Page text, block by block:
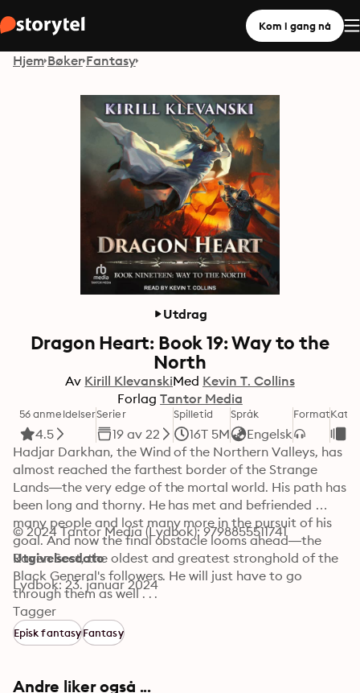
Kom i gang nå
Hjem Bøker Fantasy
Utdrag
Dragon Heart: Book 19: Way to the
North
Av Kirill KlevanskiMed Kevin T. Collins
Forlag Tantor Media
56 anmeldelser
4.5
Serier
19 av 22
Spilletid
16T 5M
Språk
Engelsk
Format
Hadjar Darkhan, the Wind of the Northern Valleys, has
almost reached the farthest border of the Strange
Lands—the very edge of the mortal world. His path has
been long and thorny. He has met and befriended
many people and lost many more in the pursuit of his
goal. And now the final obstacle looms ahead—the
Raven Sect, the oldest and greatest stronghold of the
Black General's followers. He will just have to go
through them as well . . .
© 2024 Tantor Media (Lydbok): 9798855511741
Utgivelsesdato
Lydbok: 23. januar 2024
Tagger
Episk fantasyFantasy
Andre liker også ...